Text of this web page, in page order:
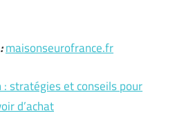
maisonseurofrance.fr
stratégies et conseils pour
d’achat